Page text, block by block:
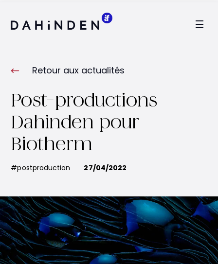
Logo Dahinden
Retour aux actualités
Post-productions
Dahinden pour
Biotherm
#postproduction 27/04/2022